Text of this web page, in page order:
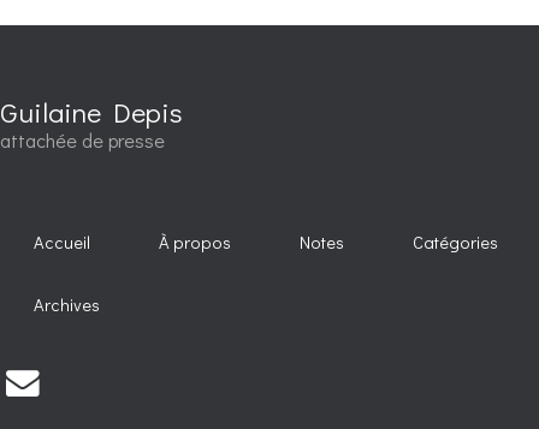
Guilaine Depis
attachée de presse
Accueil À propos Notes Catégories
Archives